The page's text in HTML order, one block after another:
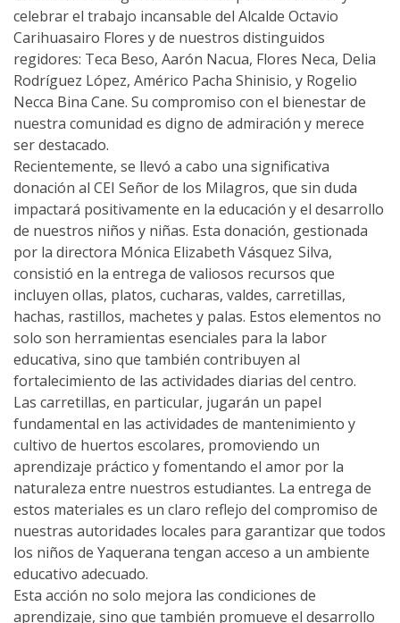
celebrar el trabajo incansable del Alcalde Octavio
Carihuasairo Flores y de nuestros distinguidos
regidores: Teca Beso, Aarón Nacua, Flores Neca, Delia
Rodríguez López, Américo Pacha Shinisio, y Rogelio
Necca Bina Cane. Su compromiso con el bienestar de
nuestra comunidad es digno de admiración y merece
ser destacado.
Recientemente, se llevó a cabo una significativa
donación al CEI Señor de los Milagros, que sin duda
impactará positivamente en la educación y el desarrollo
de nuestros niños y niñas. Esta donación, gestionada
por la directora Mónica Elizabeth Vásquez Silva,
consistió en la entrega de valiosos recursos que
incluyen ollas, platos, cucharas, valdes, carretillas,
hachas, rastillos, machetes y palas. Estos elementos no
solo son herramientas esenciales para la labor
educativa, sino que también contribuyen al
fortalecimiento de las actividades diarias del centro.
Las carretillas, en particular, jugarán un papel
fundamental en las actividades de mantenimiento y
cultivo de huertos escolares, promoviendo un
aprendizaje práctico y fomentando el amor por la
naturaleza entre nuestros estudiantes. La entrega de
estos materiales es un claro reflejo del compromiso de
nuestras autoridades locales para garantizar que todos
los niños de Yaquerana tengan acceso a un ambiente
educativo adecuado.
Esta acción no solo mejora las condiciones de
aprendizaje, sino que también promueve el desarrollo